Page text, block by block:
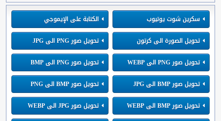
سكرين شوت يوتيوب
الكتابة على الإيموجي
تحويل الصورة الى كرتون
تحويل صور PNG الى JPG
تحويل صور PNG الى WEBP
تحويل صور PNG الى BMP
تحويل صور BMP الى JPG
تحويل صور BMP الى PNG
تحويل صور BMP الى WEBP
تحويل صور JPG الى WEBP